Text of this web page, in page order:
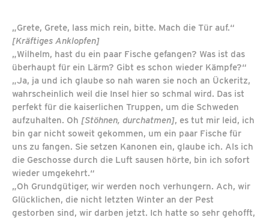
„Grete, Grete, lass mich rein, bitte. Mach die Tür auf.“
[Kräftiges Anklopfen]
„Wilhelm, hast du ein paar Fische gefangen? Was ist das
überhaupt für ein Lärm? Gibt es schon wieder Kämpfe?“
„Ja, ja und ich glaube so nah waren sie noch an Ückeritz,
wahrscheinlich weil die Insel hier so schmal wird. Das ist
perfekt für die kaiserlichen Truppen, um die Schweden
aufzuhalten. Oh [Stöhnen, durchatmen], es tut mir leid, ich
bin gar nicht soweit gekommen, um ein paar Fische für
uns zu fangen. Sie setzen Kanonen ein, glaube ich. Als ich
die Geschosse durch die Luft sausen hörte, bin ich sofort
wieder umgekehrt.“
„Oh Grundgütiger, wir werden noch verhungern. Ach, wir
Glücklichen, die nicht letzten Winter an der Pest
gestorben sind, wir darben jetzt. Ich hatte so sehr gehofft,